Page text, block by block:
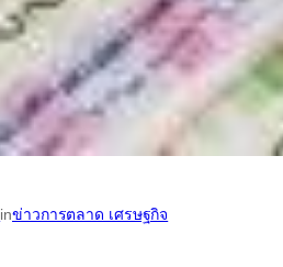
inข่าวการตลาด เศรษฐกิจ